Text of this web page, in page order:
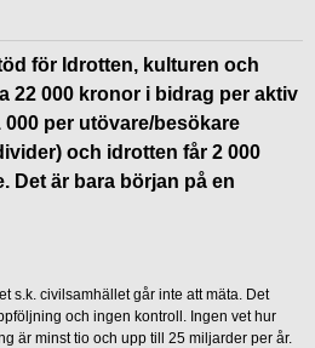
för Idrotten, kulturen och
22 000 kronor i bidrag per aktiv
per utövare/besökare
och idrotten får 2 000
Det är bara början på en
s.k. civilsamhället går inte att mäta. Det
och ingen kontroll. Ingen vet hur
är minst tio och upp till 25 miljarder per år.